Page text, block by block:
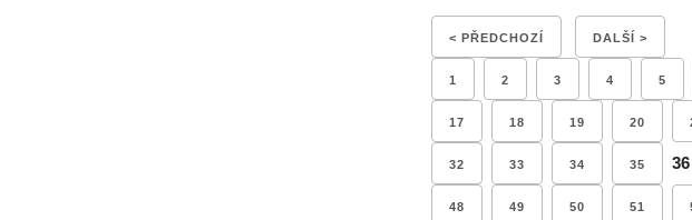
< PŘEDCHOZÍ DALŠÍ >
1 2 3 4 5
17 18 19 20
32 33 34 35 36
48 49 50 51